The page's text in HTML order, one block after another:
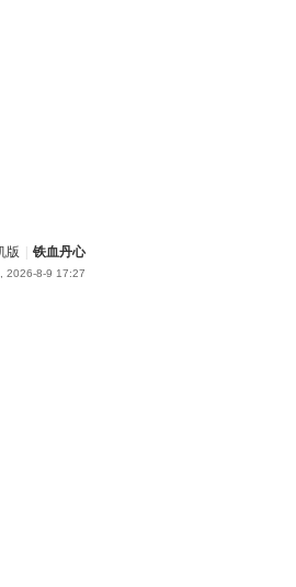
版 铁血丹心
2026-8-9 17:27